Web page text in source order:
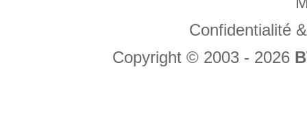
Confidentialité
Copyright © 2003 - 2026